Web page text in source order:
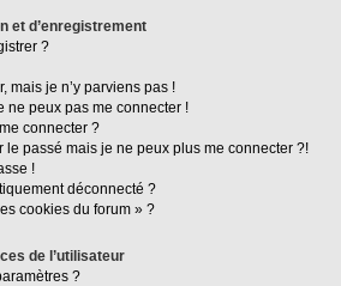
et d’enregistrement
?
mais je n’y parviens pas !
ne peux pas me connecter !
connecter ?
le passé mais je ne peux plus me connecter ?!
!
déconnecté ?
cookies du forum » ?
de l’utilisateur
?